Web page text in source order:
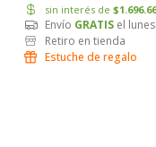
sin interés de
Envío GRATIS el lunes
Retiro en tienda
Estuche de regalo